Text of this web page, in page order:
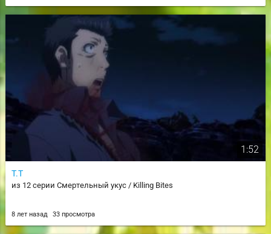
1:52
T.T
из 12 серии Смертельный укус / Killing Bites
8 лет назад 33 просмотра